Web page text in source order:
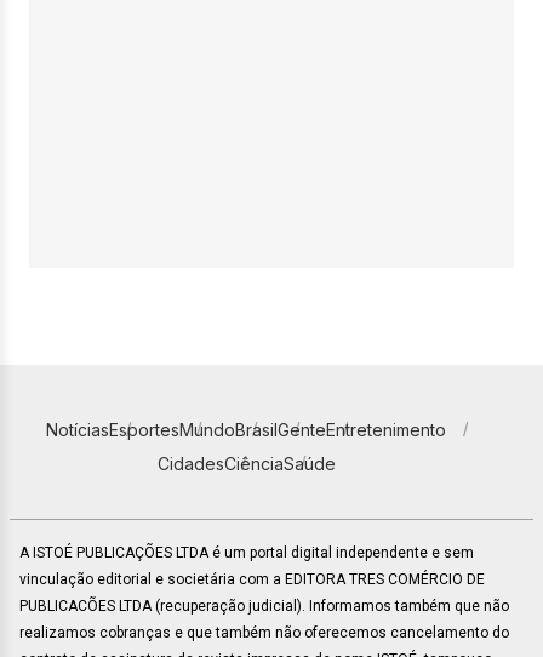
NotíciasEsportesMundoBrasilGenteEntretenimento
CidadesCiênciaSaúde
A ISTOÉ PUBLICAÇÕES LTDA é um portal digital independente e sem
vinculação editorial e societária com a EDITORA TRES COMÉRCIO DE
PUBLICACÕES LTDA (recuperação judicial). Informamos também que não
realizamos cobranças e que também não oferecemos cancelamento do